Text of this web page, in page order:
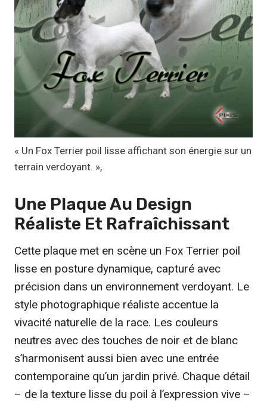
,
7
€
,
€
« Un Fox Terrier poil lisse affichant son énergie sur un
terrain verdoyant. »,
Une Plaque Au Design
Réaliste Et Rafraîchissant
Cette plaque met en scène un Fox Terrier poil
lisse en posture dynamique, capturé avec
précision dans un environnement verdoyant. Le
style photographique réaliste accentue la
vivacité naturelle de la race. Les couleurs
neutres avec des touches de noir et de blanc
s’harmonisent aussi bien avec une entrée
contemporaine qu’un jardin privé. Chaque détail
– de la texture lisse du poil à l’expression vive –